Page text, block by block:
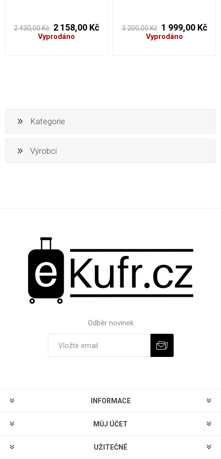
2 430,00 Kč 2 158,00 Kč
Vyprodáno
3 200,00 Kč 1 999,00 Kč
Vyprodáno
Kategorie
Výrobci
Odběr novinek
INFORMACE
MŮJ ÚČET
UŽITEČNÉ